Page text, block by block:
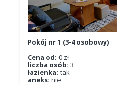
Pokój nr 1 (3-4 osobowy)
Cena od: 0 zł
liczba osób: 3
łazienka: tak
aneks: nie